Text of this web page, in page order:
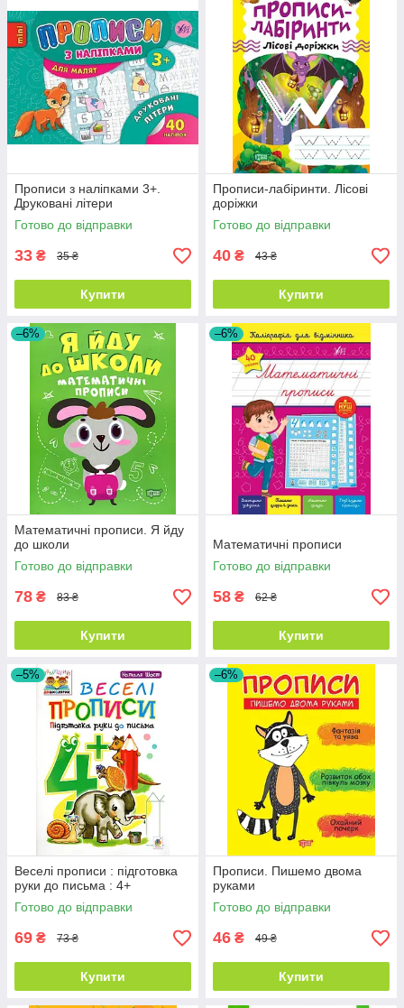
Прописи з наліпками 3+.
Друковані літери
Готово до відправки
33 ₴ 35 ₴
Купити
Прописи-лабіринти. Лісові
доріжки
Готово до відправки
40 ₴ 43 ₴
Купити
–6%
Математичні прописи. Я йду
до школи
Готово до відправки
78 ₴ 83 ₴
Купити
–6%
Математичні прописи
Готово до відправки
58 ₴ 62 ₴
Купити
–5%
Веселі прописи : підготовка
руки до письма : 4+
Готово до відправки
69 ₴ 73 ₴
Купити
–6%
Прописи. Пишемо двома
руками
Готово до відправки
46 ₴ 49 ₴
Купити